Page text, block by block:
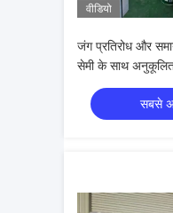
वीडियो
जंग प्रतिरोध और
सेमी के साथ
सबसे